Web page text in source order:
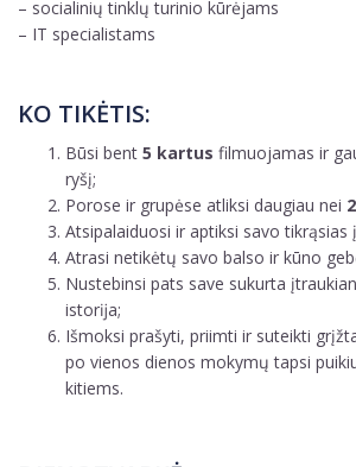
– socialinių tinklų turinio kūrėjams
– IT specialistams
KO TIKĖTIS:
Būsi bent 5 kartus filmuojamas ir
ryšį;
Porose ir grupėse atliksi daugiau nei
Atsipalaiduosi ir aptiksi savo tikrąsias
Atrasi netikėtų savo balso ir kūno
Nustebinsi pats save sukurta
istorĳa;
Išmoksi prašyti, priimti ir suteikti
po vienos dienos mokymų tapsi
kitiems.